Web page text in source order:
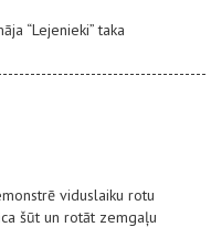
“Lejenieki” taka
viduslaiku rotu
šūt un rotāt zemgaļu